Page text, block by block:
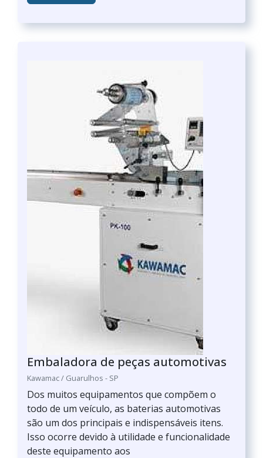
Embaladora de peças automotivas
Kawamac / Guarulhos - SP
Dos muitos equipamentos que compõem o
todo de um veículo, as baterias automotivas
são um dos principais e indispensáveis itens.
Isso ocorre devido à utilidade e funcionalidade
deste equipamento aos